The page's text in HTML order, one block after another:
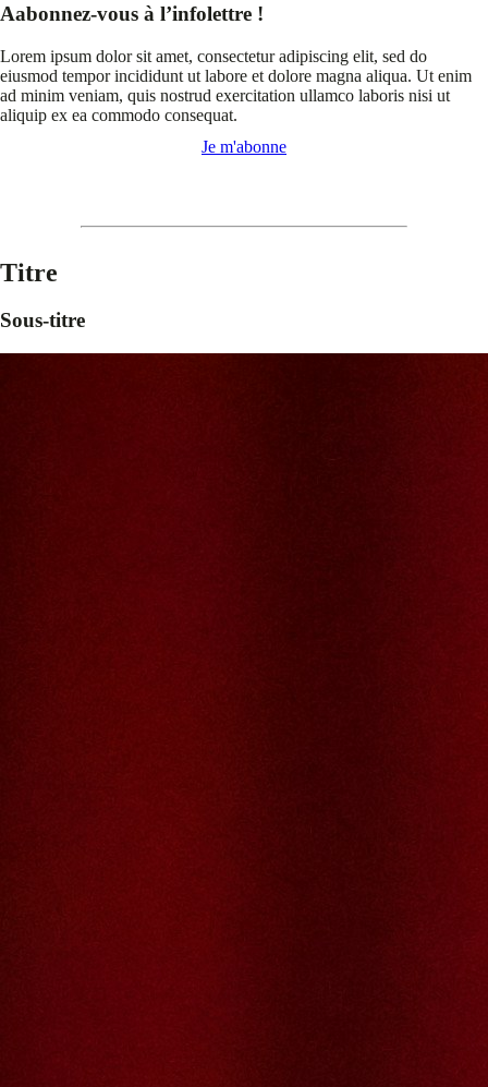
Aabonnez-vous à l’infolettre !
Lorem ipsum dolor sit amet, consectetur adipiscing elit, sed do
eiusmod tempor incididunt ut labore et dolore magna aliqua. Ut enim
ad minim veniam, quis nostrud exercitation ullamco laboris nisi ut
aliquip ex ea commodo consequat.
Je m'abonne
Titre
Sous-titre